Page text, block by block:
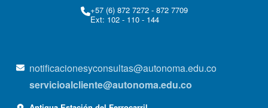
+57 (6) 872 7272 - 872 7709
Ext: 102 - 110 - 144
notificacionesyconsultas@autonoma.edu.co
servicioalcliente@autonoma.edu.co